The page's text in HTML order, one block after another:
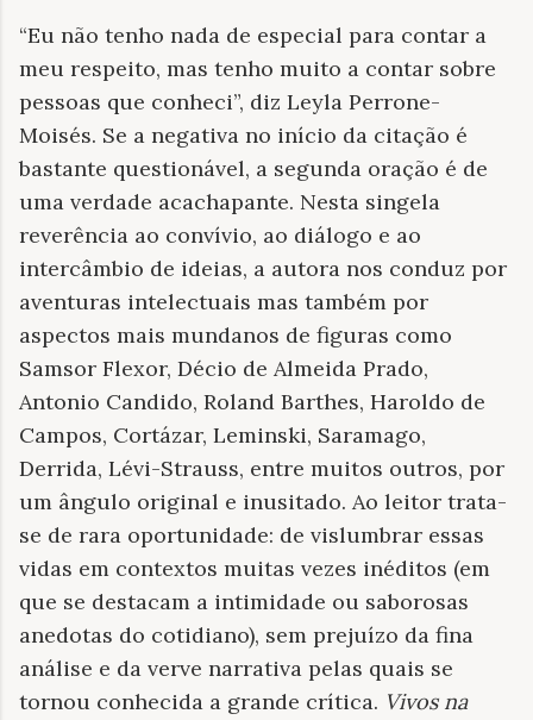
“Eu não tenho nada de especial para contar a
meu respeito, mas tenho muito a contar sobre
pessoas que conheci”, diz Leyla Perrone-
Moisés. Se a negativa no início da citação é
bastante questionável, a segunda oração é de
uma verdade acachapante. Nesta singela
reverência ao convívio, ao diálogo e ao
intercâmbio de ideias, a autora nos conduz por
aventuras intelectuais mas também por
aspectos mais mundanos de figuras como
Samsor Flexor, Décio de Almeida Prado,
Antonio Candido, Roland Barthes, Haroldo de
Campos, Cortázar, Leminski, Saramago,
Derrida, Lévi-Strauss, entre muitos outros, por
um ângulo original e inusitado. Ao leitor trata-
se de rara oportunidade: de vislumbrar essas
vidas em contextos muitas vezes inéditos (em
que se destacam a intimidade ou saborosas
anedotas do cotidiano), sem prejuízo da fina
análise e da verve narrativa pelas quais se
tornou conhecida a grande crítica. Vivos na